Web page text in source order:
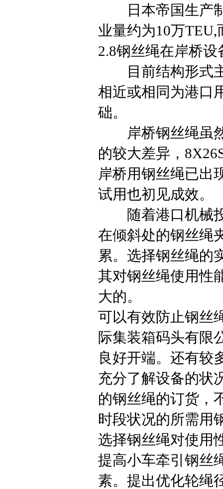
日本帝国生产制
业量约为10万
2.8钢丝绳在岸桥
目前结构形式主
相近或相同为港口
础。
岸桥钢丝绳虽然
的较大差异，
岸桥用钢丝绳已出
试用也初见成效。
随着港口机械投
在倾斜处的钢丝绳
累。选择钢丝绳的
其对钢丝绳使用性
大的。
可以有效防止钢丝
际集装箱码头有限
良好开端。还有较
充分了解设备的状
的钢丝绳的订货，
时段状况的所需用
选择钢丝绳对使用
提高小车牵引钢丝
素。提出优化轮绳